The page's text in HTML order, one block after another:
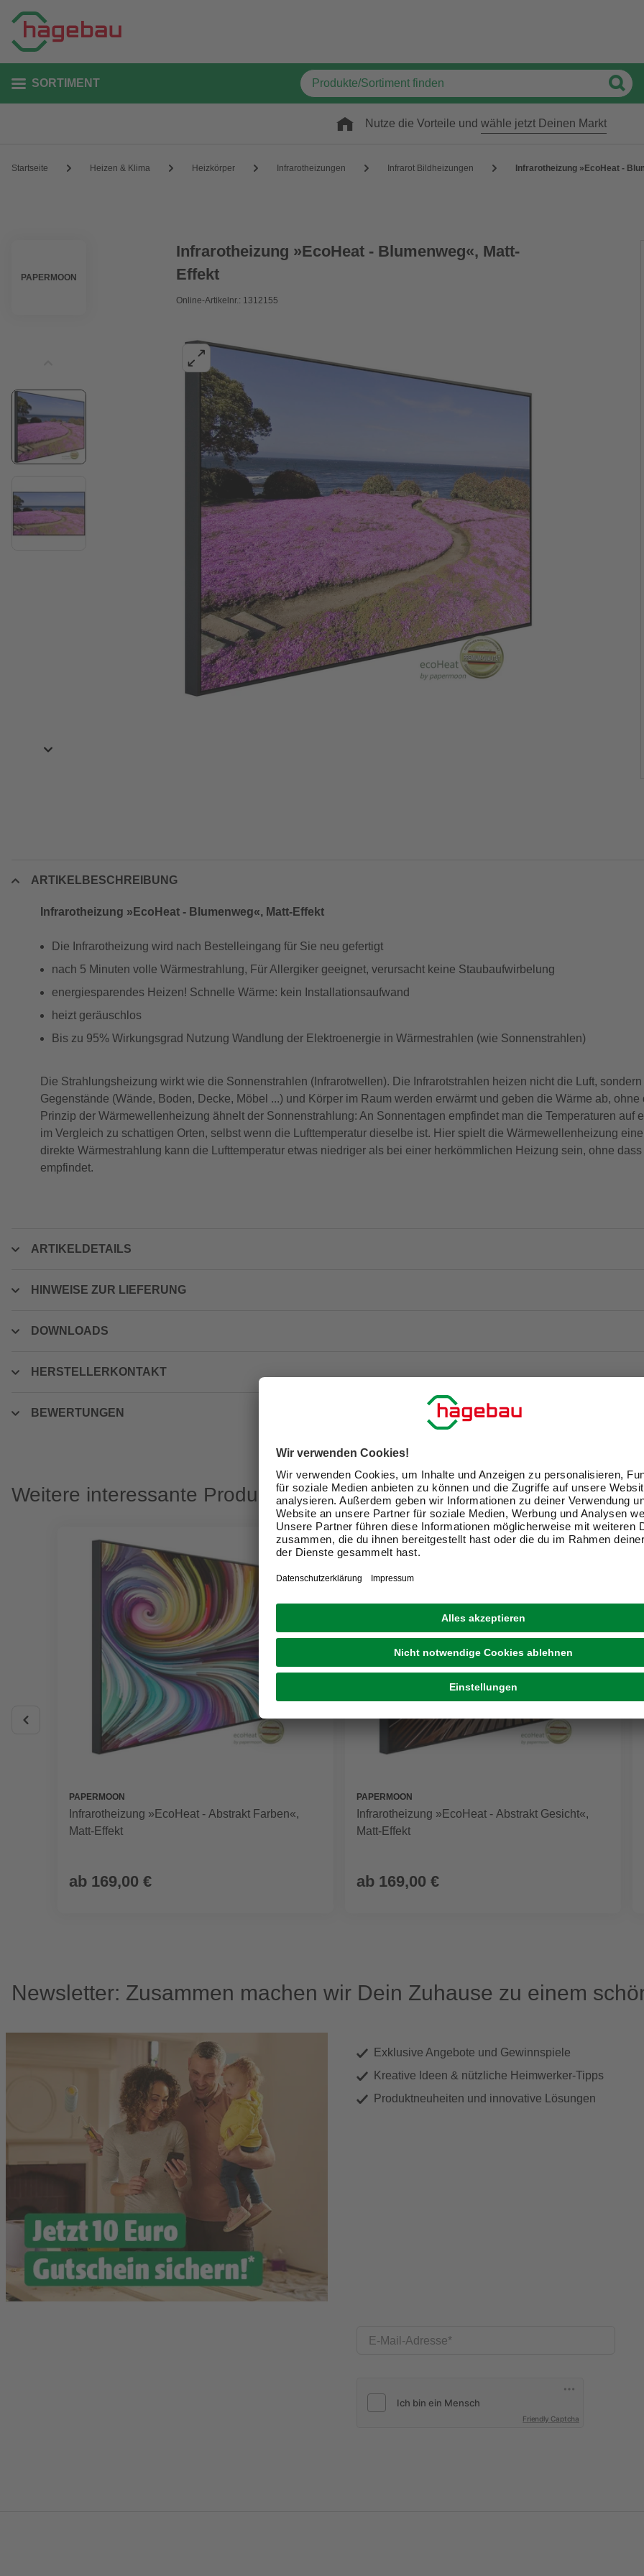
SORTIMENT
Nutze die Vorteile und wähle jetzt Deinen Markt
Startseite Heizen & Klima Heizkörper Infrarotheizungen Infrarot Bildheizungen Infrarotheizung »EcoHeat -
PAPERMOON
Infrarotheizung »EcoHeat - Blumenweg«, Matt-
Effekt
Online-Artikelnr.: 1312155
ARTIKELBESCHREIBUNG
Infrarotheizung »EcoHeat - Blumenweg«, Matt-Effekt
Die Infrarotheizung wird nach Bestelleingang für Sie neu gefertigt
nach 5 Minuten volle Wärmestrahlung, Für Allergiker geeignet, verursacht keine Staubaufwirbelung
energiesparendes Heizen! Schnelle Wärme: kein Installationsaufwand
heizt geräuschlos
Bis zu 95% Wirkungsgrad Nutzung Wandlung der Elektroenergie in Wärmestrahlen (wie Sonnenstrahlen)
Die Strahlungsheizung wirkt wie die Sonnenstrahlen (Infrarotwellen). Die Infrarotstrahlen heizen nicht die Luft,
Gegenstände (Wände, Boden, Decke, Möbel ...) und Körper im Raum werden erwärmt und geben die Wärme ab,
Prinzip der Wärmewellenheizung ähnelt der Sonnenstrahlung: An Sonnentagen empfindet man die Temperaturen auf
im Vergleich zu schattigen Orten, selbst wenn die Lufttemperatur dieselbe ist. Hier spielt die Wärmewellenheizung
direkte Wärmestrahlung kann die Lufttemperatur etwas niedriger als bei einer herkömmlichen Heizung sein, ohne
empfindet.
ARTIKELDETAILS
HINWEISE ZUR LIEFERUNG
DOWNLOADS
HERSTELLERKONTAKT
BEWERTUNGEN
Weitere interessante Produkte
PAPERMOON
Infrarotheizung »EcoHeat - Abstrakt Farben«,
Matt-Effekt
ab 169,00 €
PAPERMOON
Infrarotheizung »EcoHeat - Abstrakt Gesicht«,
Matt-Effekt
ab 169,00 €
Newsletter: Zusammen machen wir Dein Zuhause zu einem
Exklusive Angebote und Gewinnspiele
Kreative Ideen & nützliche Heimwerker-Tipps
Produktneuheiten und innovative Lösungen
E-Mail-Adresse
Friendly Captcha